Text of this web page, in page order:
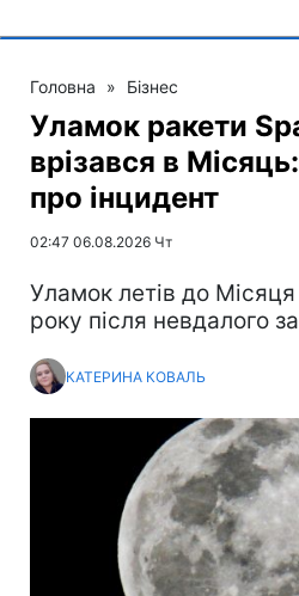
Головна » Бізнес
Уламок ракети
врізався в
про інцидент
02:47 06.08.2026 Чт
Уламок летів до
року після невдалого
КАТЕРИНА КОВАЛЬ